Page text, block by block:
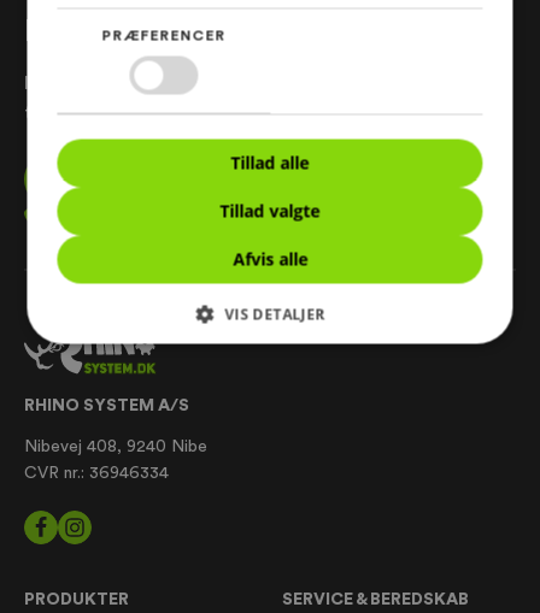
KONTAKT OS
Indled en dialog med os, og modtag et uforpligtende
tilbud.
Indled dialog
+45 64 63 14 00 info@rhinosystem.dk
RHINO SYSTEM A/S
Nibevej 408, 9240 Nibe
CVR nr.: 36946334
PRODUKTER SERVICE & BEREDSKAB
PRÆFERENCER
Tillad valgte
Tillad alle
Afvis alle
VIS DETALJER